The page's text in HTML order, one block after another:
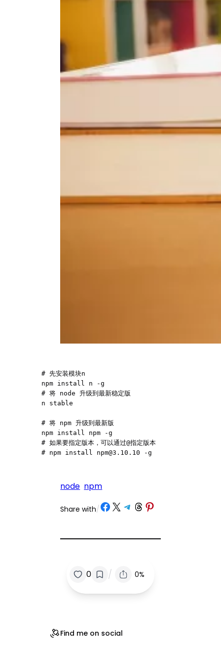
# 先安装模块n
npm install n -g
# 将 node 升级到最新稳定版
n stable
# 将 npm 升级到最新版
npm install npm -g
# 如果要指定版本，可以通过@指定版本
# npm install npm@3.10.10 -g
node npm
Share with/ Share on Facebook Share on X Share on Telegram Share on Threads Share on Pinterest
0 / 0%
Find me on social